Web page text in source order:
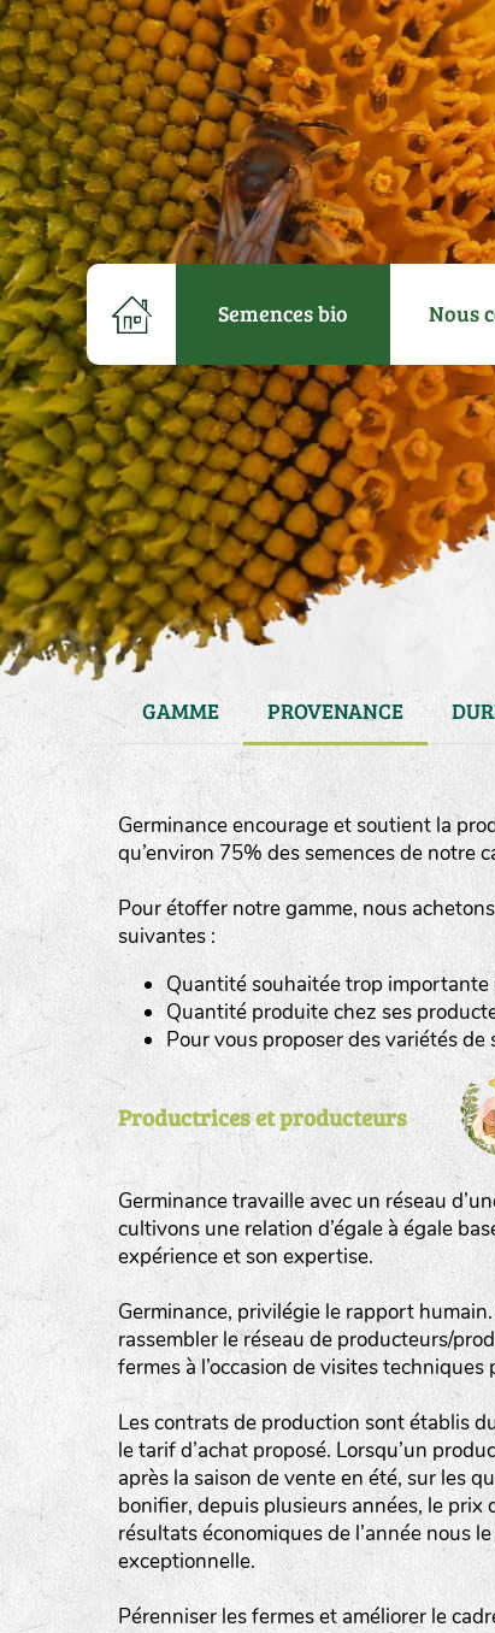
Semences bio Nous
GAMME PROVENANCE
Germinance encourage et soutient la
qu’environ 75% des semences de
Pour étoffer notre gamme, nous
suivantes :
Quantité souhaitée trop importante
Quantité produite chez ses
Pour vous proposer des variétés
Productrices et producteurs
Germinance travaille avec un réseau
cultivons une relation d’égale à égale
expérience et son expertise.
Germinance, privilégie le rapport
rassembler le réseau de producteurs/
fermes à l’occasion de visites
Les contrats de production sont établis
le tarif d’achat proposé. Lorsqu’un
après la saison de vente en été, sur les
bonifier, depuis plusieurs années, le prix
résultats économiques de l’année nous
exceptionnelle.
Pérenniser les fermes et améliorer le
zone sauvage
mare
tas de compost
fleurs
animaux domestiques
animaux sauvages
biodiversité